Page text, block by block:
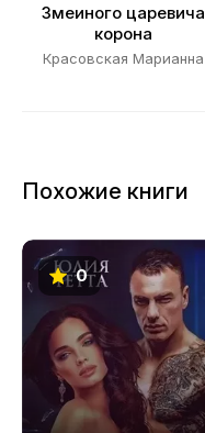
22
25
26
27
28
29
30
Змеиного царевича
корона
Красовская Марианна
Похожие книги
0